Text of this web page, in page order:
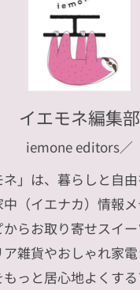
イエモネ編集部
iemone editors／
ネ」は、暮らしと自
中（イエナカ）情報
らお取り寄せスイ
雑貨やおしゃれ家
っと居心地よくす